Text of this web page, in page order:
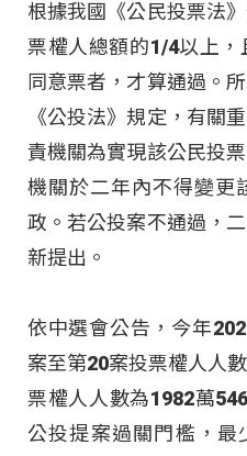
根據我國《公民投票法
票權人總額的1/4以上
同意票者，才算通過。
《公投法》規定，有關
責機關為實現該公民投
機關於二年內不得變更
政。若公投案不通過，
新提出。
依中選會公告，今年
案至第20案投票權人人
票權人人數為1982萬
公投提案過關門檻，最